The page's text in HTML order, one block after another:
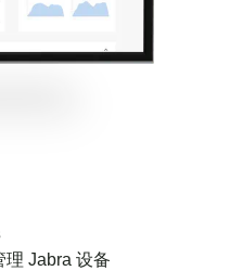
Jabra 设备